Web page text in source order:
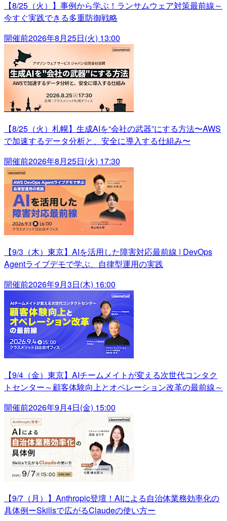
【8/25（火）】事例から学ぶ！ランサムウェア対策最前線～
今すぐ実践できる多重防御戦略
開催前2026年8月25日(火) 13:00
【8/25（火）札幌】生成AIを“会社の武器”にする方法〜AWS
で加速するデータ分析と、安全に導入する仕組み〜
開催前2026年8月25日(火) 17:30
【9/3（木）東京】AIを活用した障害対応最前線 | DevOps
Agentライブデモで学ぶ、自律型運用の実践
開催前2026年9月3日(木) 16:00
【9/4（金）東京】AIチームメイトが変える次世代コンタク
トセンター～顧客体験向上とオペレーション改革の最前線～
開催前2026年9月4日(金) 15:00
【9/7（月）】Anthropic登壇！AIによる自治体業務効率化の
具体例ーSkillsで広がるClaudeの使い方ー